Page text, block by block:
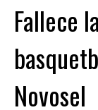
Fallece
Novosel